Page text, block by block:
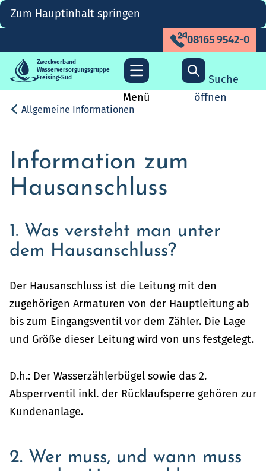
Zum Hauptinhalt springen
08165 9542-0
Zweckverband
Wasserversorgungsgruppe
Freising-Süd
Menü
Suche
öffnen
Allgemeine Informationen
Information zum
Hausanschluss
1. Was versteht man unter
dem Hausanschluss?
Der Hausanschluss ist die Leitung mit den
zugehörigen Armaturen von der Hauptleitung ab
bis zum Eingangsventil vor dem Zähler. Die Lage
und Größe dieser Leitung wird von uns festgelegt.
D.h.: Der Wasserzählerbügel sowie das 2.
Absperrventil inkl. der Rücklaufsperre gehören zur
Kundenanlage.
2. Wer muss, und wann muss